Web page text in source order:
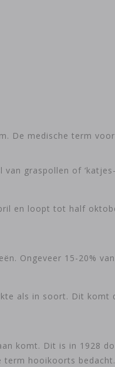
De medische term
graspollen of
en loopt tot half
Ongeveer 15-20%
als in soort. Dit
komt. Dit is in 1928
term hooikoorts bedacht.